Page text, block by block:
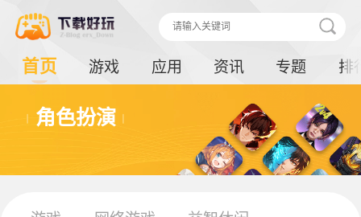
首页 游戏 应用 资讯 专题 排
角色扮演